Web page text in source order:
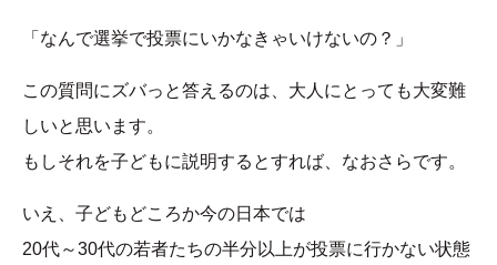
「なんで選挙で投票にいかなきゃいけないの？」
この質問にズバっと答えるのは、大人にとっても大変難
しいと思います。
もしそれを子どもに説明するとすれば、なおさらです。
いえ、子どもどころか今の日本では
20代～30代の若者たちの半分以上が投票に行かない状態